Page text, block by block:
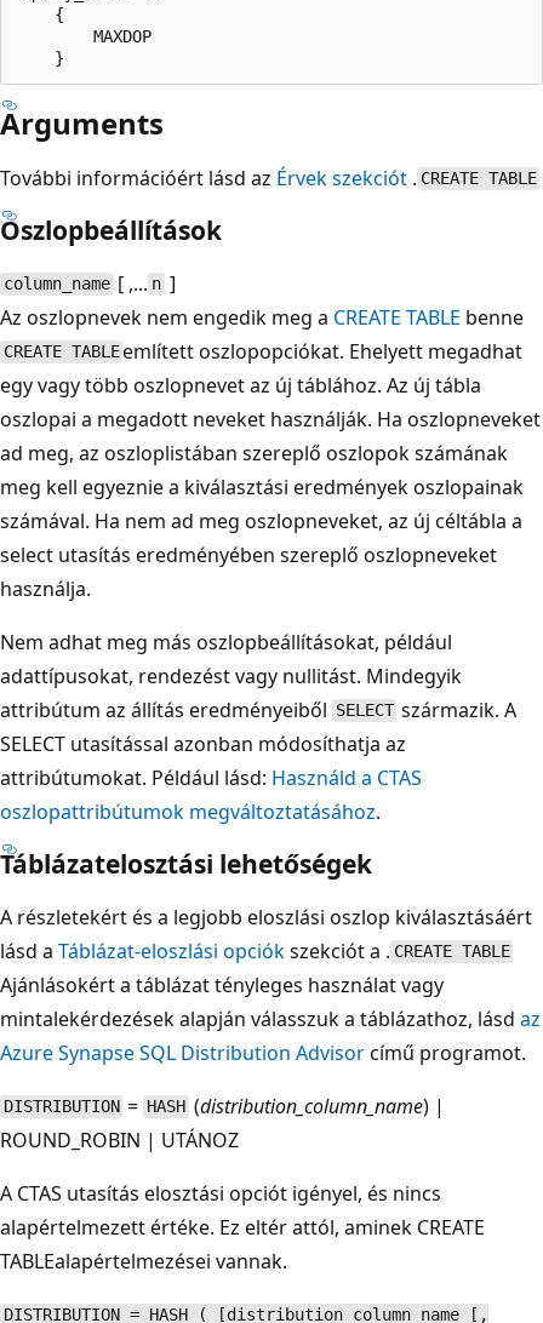
    {
        MAXDOP
Arguments
További információért lásd az Érvek szekciót . CREATE TABLE
Oszlopbeállítások
column_name [ ,... n]
Az oszlopnevek nem engedik meg a CREATE TABLE benne
CREATE TABLEemlített oszlopopciókat. Ehelyett megadhat
egy vagy több oszlopnevet az új táblához. Az új tábla
oszlopai a megadott neveket használják. Ha oszlopneveket
ad meg, az oszloplistában szereplő oszlopok számának
meg kell egyeznie a kiválasztási eredmények oszlopainak
számával. Ha nem ad meg oszlopneveket, az új céltábla a
select utasítás eredményében szereplő oszlopneveket
használja.
Nem adhat meg más oszlopbeállításokat, például
adattípusokat, rendezést vagy nullitást. Mindegyik
attribútum az állítás eredményeiből SELECT származik. A
SELECT utasítással azonban módosíthatja az
attribútumokat. Például lásd: Használd a CTAS
oszlopattribútumok megváltoztatásához.
Táblázatelosztási lehetőségek
A részletekért és a legjobb eloszlási oszlop kiválasztásáért
lásd a Táblázat-eloszlási opciókszekciót a . CREATE TABLE
Ajánlásokért a táblázat tényleges használat vagy
mintalekérdezések alapján válasszuk a táblázathoz, lásd az
Azure Synapse SQL Distribution Advisorcímű programot.
DISTRIBUTION = HASH(distribution_column_name) |
ROUND_ROBIN | UTÁNOZ
A CTAS utasítás elosztási opciót igényel, és nincs
alapértelmezett értéke. Ez eltér attól, aminek CREATE
TABLEalapértelmezései vannak.
DISTRIBUTION = HASH ( [distribution_column_name [,